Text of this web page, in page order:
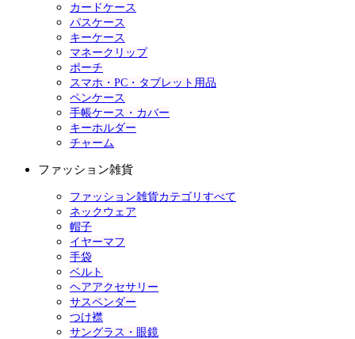
カードケース
パスケース
キーケース
マネークリップ
ポーチ
スマホ・PC・タブレット用品
ペンケース
手帳ケース・カバー
キーホルダー
チャーム
ファッション雑貨
ファッション雑貨カテゴリすべて
ネックウェア
帽子
イヤーマフ
手袋
ベルト
ヘアアクセサリー
サスペンダー
つけ襟
サングラス・眼鏡